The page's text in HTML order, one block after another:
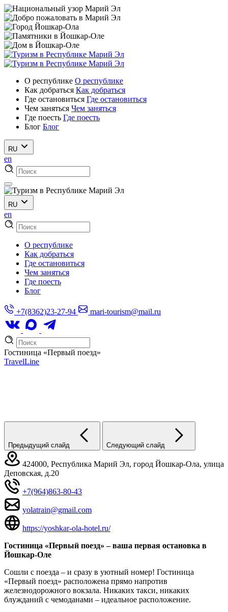
О республике О республике
Как добраться Как добраться
Где остановиться Где остановиться
Чем заняться Чем заняться
Где поесть Где поесть
Блог Блог
RU
en
RU
en
О республике
Как добраться
Где остановиться
Чем заняться
Где поесть
Блог
+7(8362)23-27-94 mari-tourism@mail.ru
Гостиница «Первый поезд»
TravelLine
Предыдущий слайд Следующий слайд
424000, Республика Марий Эл, город Йошкар-Ола, улица
Деповская, д.20
+7(964)863-80-43
yolatrain@gmail.com
https://yoshkar-ola-hotel.ru/
Гостиница «Первый поезд» – ваша первая остановка в
Йошкар-Оле
Сошли с поезда – и сразу в уютный номер! Гостиница
«Первый поезд» расположена прямо напротив
железнодорожного вокзала. Никаких такси, никаких
блужданий с чемоданами – идеальное расположение.